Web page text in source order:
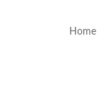
Home